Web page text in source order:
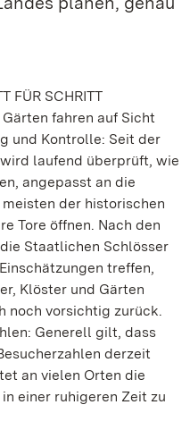
FÜR SCHRITT
fahren auf Sicht
und Kontrolle: Seit der
laufend überprüft, wie
angepasst an die
der historischen
Tore öffnen. Nach den
Staatlichen Schlösser
treffen,
Klöster und Gärten
noch vorsichtig zurück.
Generell gilt, dass
derzeit
an vielen Orten die
einer ruhigeren Zeit zu